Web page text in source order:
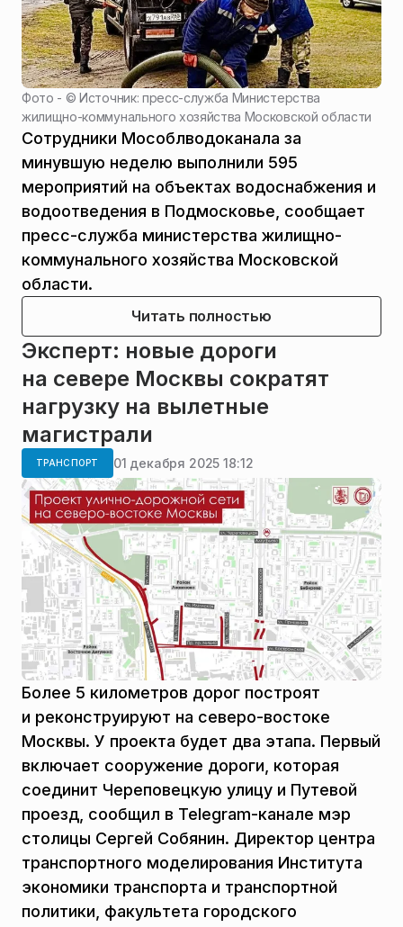
Фото - ©Источник: пресс-служба Министерства
жилищно-коммунального хозяйства Московской области
Сотрудники Мособлводоканала за
минувшую неделю выполнили 595
мероприятий на объектах водоснабжения и
водоотведения в Подмосковье, сообщает
пресс-служба министерства жилищно-
коммунального хозяйства Московской
области.
Читать полностью
Эксперт: новые дороги
на севере Москвы сократят
нагрузку на вылетные
магистрали
ТРАНСПОРТ 01 декабря 2025 18:12
Более 5 километров дорог построят
и реконструируют на северо-востоке
Москвы. У проекта будет два этапа. Первый
включает сооружение дороги, которая
соединит Череповецкую улицу и Путевой
проезд, сообщил в Telegram-канале мэр
столицы Сергей Собянин. Директор центра
транспортного моделирования Института
экономики транспорта и транспортной
политики, факультета городского